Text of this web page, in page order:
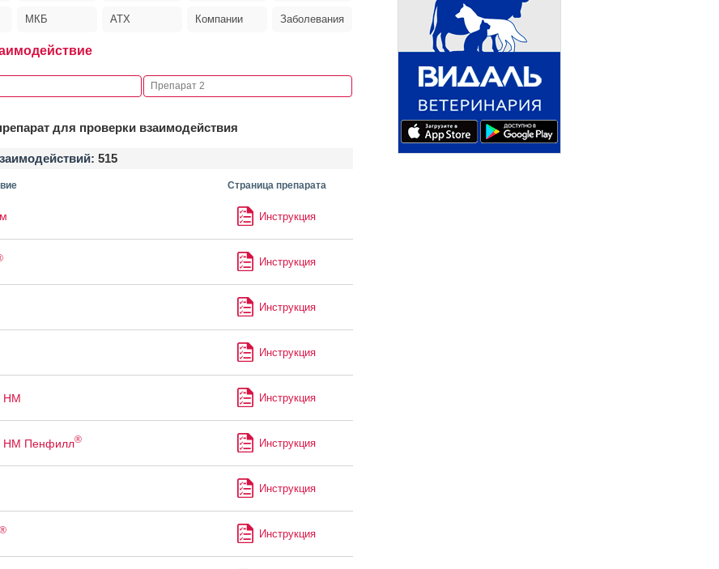
МКБ АТХ Компании Заболевания
для проверки взаимодействия
515
Страница препарата
Инструкция
Инструкция
Инструкция
Инструкция
НМ Инструкция
НМ Пенфилл® Инструкция
Инструкция
® Инструкция